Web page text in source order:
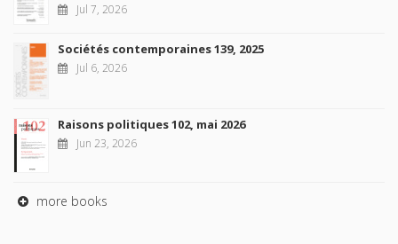
Jul 7, 2026
Sociétés contemporaines 139, 2025
Jul 6, 2026
Raisons politiques 102, mai 2026
Jun 23, 2026
more books